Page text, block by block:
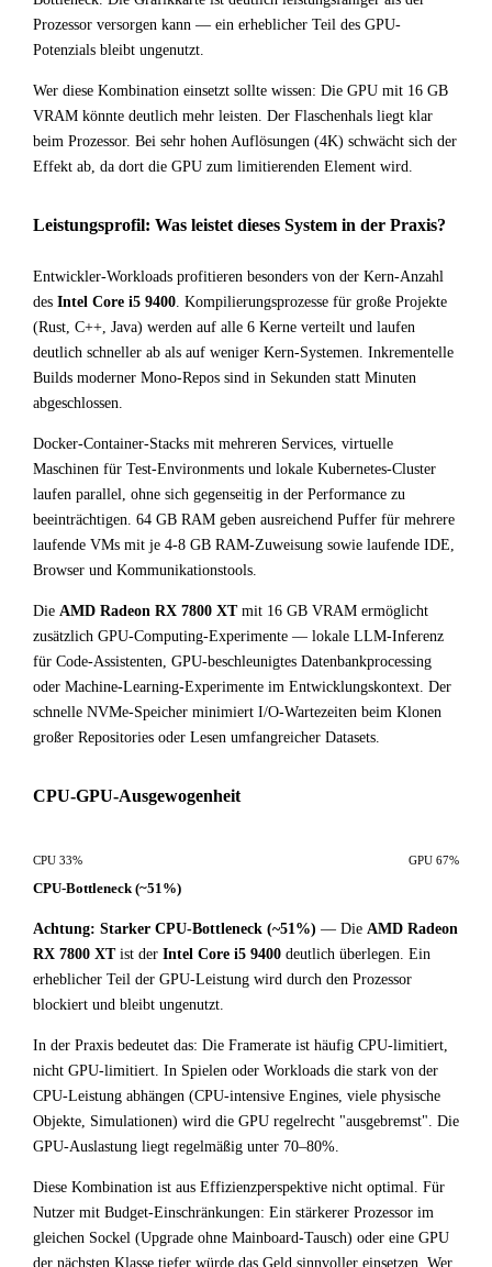
Prozessor versorgen kann — ein erheblicher Teil des GPU-
Potenzials bleibt ungenutzt.
Wer diese Kombination einsetzt sollte wissen: Die GPU mit 16 GB
VRAM könnte deutlich mehr leisten. Der Flaschenhals liegt klar
beim Prozessor. Bei sehr hohen Auflösungen (4K) schwächt sich der
Effekt ab, da dort die GPU zum limitierenden Element wird.
Leistungsprofil: Was leistet dieses System in der Praxis?
Entwickler-Workloads profitieren besonders von der Kern-Anzahl
des Intel Core i5 9400. Kompilierungsprozesse für große Projekte
(Rust, C++, Java) werden auf alle 6 Kerne verteilt und laufen
deutlich schneller ab als auf weniger Kern-Systemen. Inkrementelle
Builds moderner Mono-Repos sind in Sekunden statt Minuten
abgeschlossen.
Docker-Container-Stacks mit mehreren Services, virtuelle
Maschinen für Test-Environments und lokale Kubernetes-Cluster
laufen parallel, ohne sich gegenseitig in der Performance zu
beeinträchtigen. 64 GB RAM geben ausreichend Puffer für mehrere
laufende VMs mit je 4-8 GB RAM-Zuweisung sowie laufende IDE,
Browser und Kommunikationstools.
Die AMD Radeon RX 7800 XTmit 16 GB VRAM ermöglicht
zusätzlich GPU-Computing-Experimente — lokale LLM-Inferenz
für Code-Assistenten, GPU-beschleunigtes Datenbankprocessing
oder Machine-Learning-Experimente im Entwicklungskontext. Der
schnelle NVMe-Speicher minimiert I/O-Wartezeiten beim Klonen
großer Repositories oder Lesen umfangreicher Datasets.
CPU-GPU-Ausgewogenheit
CPU 33% GPU 67%
CPU-Bottleneck (~51%)
Achtung: Starker CPU-Bottleneck (~51%) — Die AMD Radeon
RX 7800 XTist der Intel Core i5 9400 deutlich überlegen. Ein
erheblicher Teil der GPU-Leistung wird durch den Prozessor
blockiert und bleibt ungenutzt.
In der Praxis bedeutet das: Die Framerate ist häufig CPU-limitiert,
nicht GPU-limitiert. In Spielen oder Workloads die stark von der
CPU-Leistung abhängen (CPU-intensive Engines, viele physische
Objekte, Simulationen) wird die GPU regelrecht "ausgebremst". Die
GPU-Auslastung liegt regelmäßig unter 70–80%.
Diese Kombination ist aus Effizienzperspektive nicht optimal. Für
Nutzer mit Budget-Einschränkungen: Ein stärkerer Prozessor im
gleichen Sockel (Upgrade ohne Mainboard-Tausch) oder eine GPU
der nächsten Klasse tiefer würde das Geld sinnvoller einsetzen. Wer